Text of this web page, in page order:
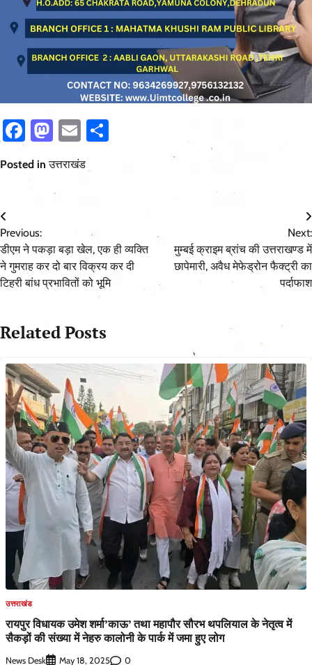
Facebook
Mastodon
Email
Posted inउत्तराखंड
Post
navigation
Previous:
डीएम ने पकड़ा बड़ा खेल, एक ही व्यक्ति
ने गुमराह कर दो बार विक्रय कर दी
टिहरी बांध प्रभावितों को भूमि
Next:
मुम्बई क्राइम ब्रांच की उत्तराखण्ड में
छापेमारी, अवैध मेफेड्रोन फैक्ट्री का
पर्दाफाश
Related Posts
उत्तराखंड
रायपुर विधायक उमेश शर्मा’काऊ’ तथा महापौर सौरभ थपलियाल के नेतृत्व में
सैकड़ों की संख्या में नेहरु कालोनी के पार्क में जमा हुए लोग
News Desk May 18, 2025 0